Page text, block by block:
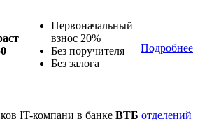
Первоначальный
взнос 20%
Без поручителя
Без залога
Подробнее
IT-компани в банке ВТБ отделений